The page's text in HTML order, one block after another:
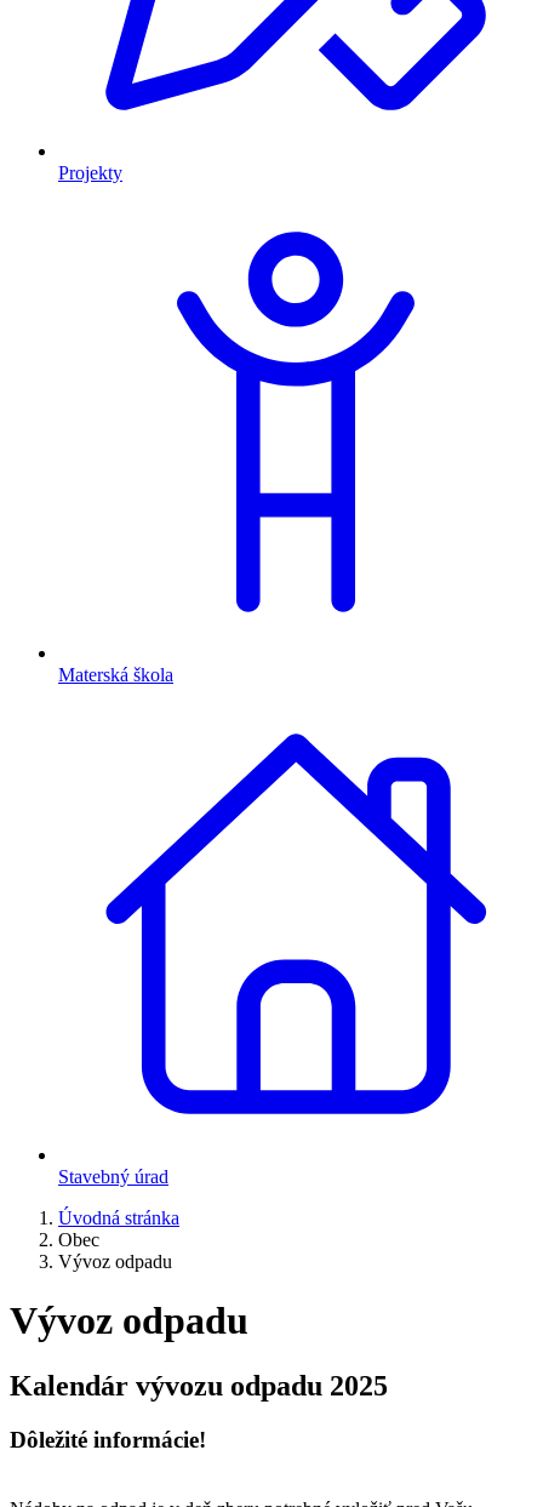
Projekty
Materská škola
Stavebný úrad
Úvodná stránka
Obec
Vývoz odpadu
Vývoz odpadu
Kalendár vývozu odpadu 2025
Dôležité informácie!